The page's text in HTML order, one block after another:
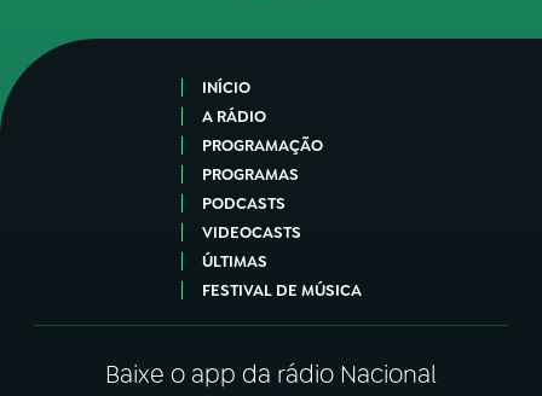
INÍCIO
A RÁDIO
PROGRAMAÇÃO
PROGRAMAS
PODCASTS
VIDEOCASTS
ÚLTIMAS
FESTIVAL DE MÚSICA
Baixe o app da rádio Nacional